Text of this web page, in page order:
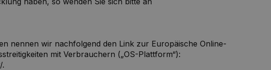
nennen wir nachfolgend den Link zur Europäische Online-
mit Verbrauchern („OS-Plattform“):
.